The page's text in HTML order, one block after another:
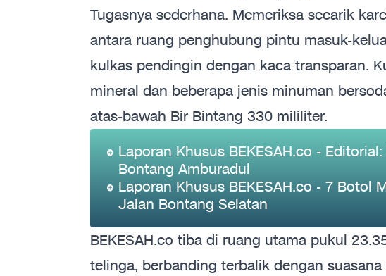
Tugasnya sederhana. Memeriksa secarik
antara ruang penghubung pintu masuk-
kulkas pendingin dengan kaca transparan.
mineral dan beberapa jenis minuman
atas-bawah Bir Bintang 330 mililiter.
Laporan Khusus BEKESAH.co -
Bontang Amburadul
Laporan Khusus BEKESAH.co - 7 Botol
Jalan Bontang Selatan
BEKESAH.co tiba di ruang utama pukul
telinga, berbanding terbalik dengan